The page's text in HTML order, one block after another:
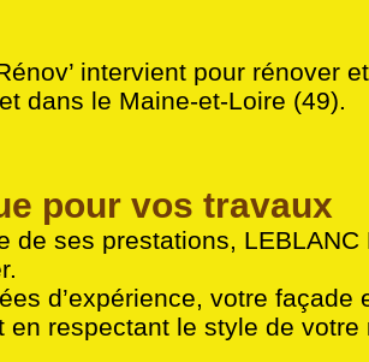
intervient pour rénover
dans le Maine-et-Loire (49).
pour vos travaux
de ses prestations,
d’expérience, votre
en respectant le style de votre